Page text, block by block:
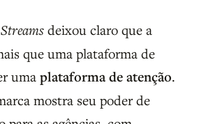
deixou claro que a
que uma plataforma de
uma plataforma de atenção.
mostra seu poder de